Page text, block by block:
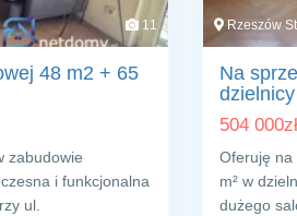
11
48 m2 + 65
zabudowie
i funkcjonalna
ul.
Rzeszów
Na
504 000zł
Oferuję na
m² w
dużego